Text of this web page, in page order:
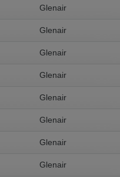
Glenair
Glenair
Glenair
Glenair
Glenair
Glenair
Glenair
Glenair